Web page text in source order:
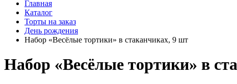
Главная
Каталог
Торты на заказ
День рождения
Набор «Весёлые тортики» в стаканчиках, 9 шт
Набор «Весёлые тортики» в